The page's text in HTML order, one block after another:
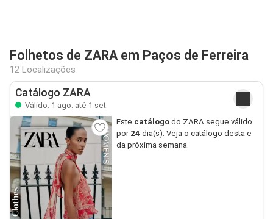
Folhetos de ZARA em Paços de Ferreira
12 Localizações
Catálogo ZARA
Válido: 1 ago. até 1 set.
Este catálogodo ZARA segue válido
por 24 dia(s). Veja o catálogo desta e
da próxima semana.